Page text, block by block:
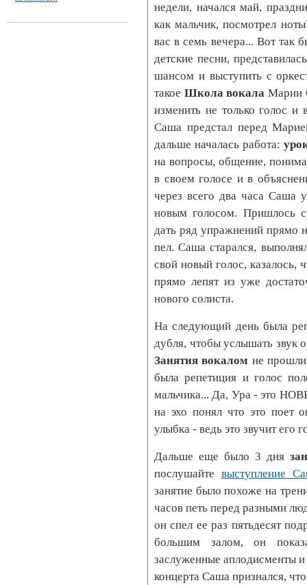
недели, начался май,
как мальчик, посмотрел
вас в семь вечера... Вот так
детские песни,
шансом и выступить с
такое Школа вокала Марии
изменить не только голос
Саша предстал перед
дальше началась работа:
на вопросы, общение,
в своем голосе и в
через всего два часа Саша
новым голосом. Пришлось
дать ряд упражнений прямо
пел. Саша старался,
свой новый голос, казалось,
прямо лепят из уже
нового солиста.
На следующий день была
дубля, чтобы услышать звук
Занятия вокалом не
была репетиция и голос
мальчика... Да, Ура - это
на эхо понял что это поет
улыбка - ведь это звучит его
Дальше еще было 3 дня
послушайтевыступление
занятие было похоже на
часов петь перед разными
он спел ее раз пятьдесят
большим залом, он
заслуженные аплодисменты
концерта Саша признался,